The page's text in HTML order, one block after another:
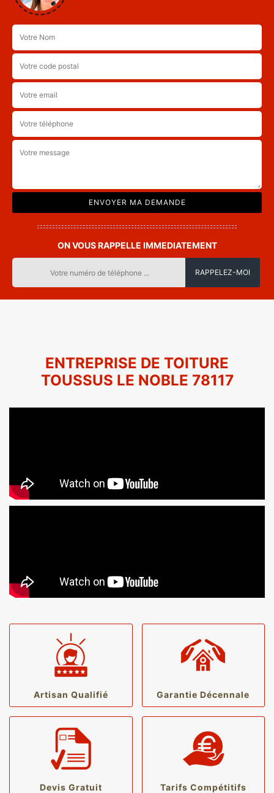
ON VOUS RAPPELLE IMMEDIATEMENT
ENTREPRISE DE TOITURE
TOUSSUS LE NOBLE 78117
Artisan Qualifié Garantie Décennale
Devis Gratuit Tarifs Compétitifs